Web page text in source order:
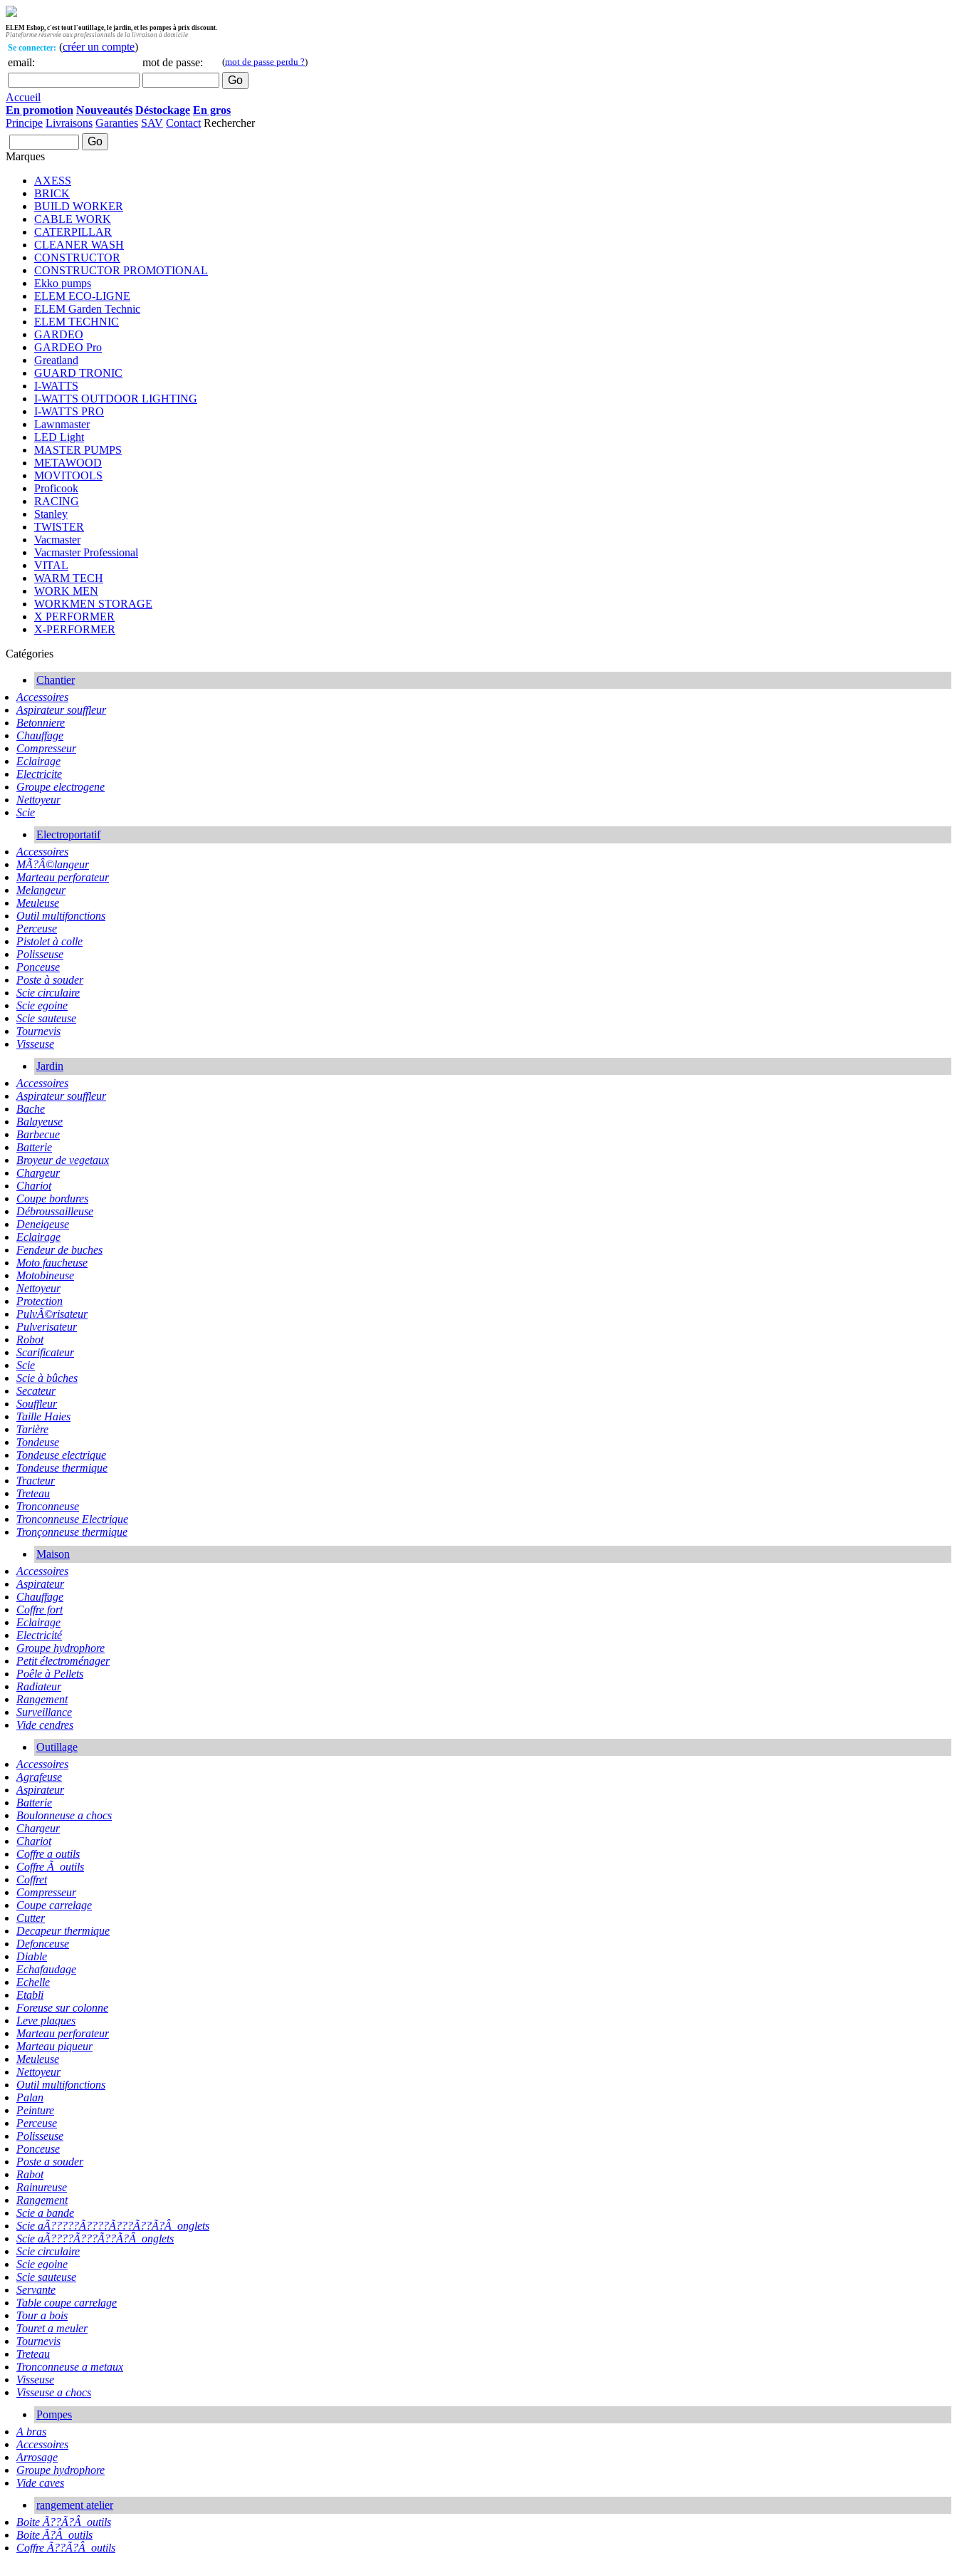
ELEM Eshop, c'est tout l'outillage, le jardin, et les pompes à prix discount.
Plateforme réservée aux professionnels de la livraison à domicile
Se connecter: (créer un compte)
email:
mot de passe: (mot de passe perdu ?)
Accueil
En promotion Nouveautés Déstockage En gros
Principe Livraisons Garanties SAV Contact Rechercher
Marques
AXESS
BRICK
BUILD WORKER
CABLE WORK
CATERPILLAR
CLEANER WASH
CONSTRUCTOR
CONSTRUCTOR PROMOTIONAL
Ekko pumps
ELEM ECO-LIGNE
ELEM Garden Technic
ELEM TECHNIC
GARDEO
GARDEO Pro
Greatland
GUARD TRONIC
I-WATTS
I-WATTS OUTDOOR LIGHTING
I-WATTS PRO
Lawnmaster
LED Light
MASTER PUMPS
METAWOOD
MOVITOOLS
Proficook
RACING
Stanley
TWISTER
Vacmaster
Vacmaster Professional
VITAL
WARM TECH
WORK MEN
WORKMEN STORAGE
X PERFORMER
X-PERFORMER
Catégories
Chantier
Accessoires
Aspirateur souffleur
Betonniere
Chauffage
Compresseur
Eclairage
Electricite
Groupe electrogene
Nettoyeur
Scie
Electroportatif
Accessoires
MÃ?Â©langeur
Marteau perforateur
Melangeur
Meuleuse
Outil multifonctions
Perceuse
Pistolet à colle
Polisseuse
Ponceuse
Poste à souder
Scie circulaire
Scie egoine
Scie sauteuse
Tournevis
Visseuse
Jardin
Accessoires
Aspirateur souffleur
Bache
Balayeuse
Barbecue
Batterie
Broyeur de vegetaux
Chargeur
Chariot
Coupe bordures
Débroussailleuse
Deneigeuse
Eclairage
Fendeur de buches
Moto faucheuse
Motobineuse
Nettoyeur
Protection
PulvÃ©risateur
Pulverisateur
Robot
Scarificateur
Scie
Scie à bûches
Secateur
Souffleur
Taille Haies
Tarière
Tondeuse
Tondeuse electrique
Tondeuse thermique
Tracteur
Treteau
Tronconneuse
Tronconneuse Electrique
Tronçonneuse thermique
Maison
Accessoires
Aspirateur
Chauffage
Coffre fort
Eclairage
Electricité
Groupe hydrophore
Petit électroménager
Poêle à Pellets
Radiateur
Rangement
Surveillance
Vide cendres
Outillage
Accessoires
Agrafeuse
Aspirateur
Batterie
Boulonneuse a chocs
Chargeur
Chariot
Coffre a outils
Coffre Ã outils
Coffret
Compresseur
Coupe carrelage
Cutter
Decapeur thermique
Defonceuse
Diable
Echafaudage
Echelle
Etabli
Foreuse sur colonne
Leve plaques
Marteau perforateur
Marteau piqueur
Meuleuse
Nettoyeur
Outil multifonctions
Palan
Peinture
Perceuse
Polisseuse
Ponceuse
Poste a souder
Rabot
Rainureuse
Rangement
Scie a bande
Scie aÃ?????Ã????Ã???Ã??Ã?Â onglets
Scie aÃ????Ã???Ã??Ã?Â onglets
Scie circulaire
Scie egoine
Scie sauteuse
Servante
Table coupe carrelage
Tour a bois
Touret a meuler
Tournevis
Treteau
Tronconneuse a metaux
Visseuse
Visseuse a chocs
Pompes
A bras
Accessoires
Arrosage
Groupe hydrophore
Vide caves
rangement atelier
Boite Ã??Ã?Â outils
Boite Ã?Â outils
Coffre Ã??Ã?Â outils